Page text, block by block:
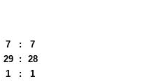
7 :
7
29 :
28
1 : 1